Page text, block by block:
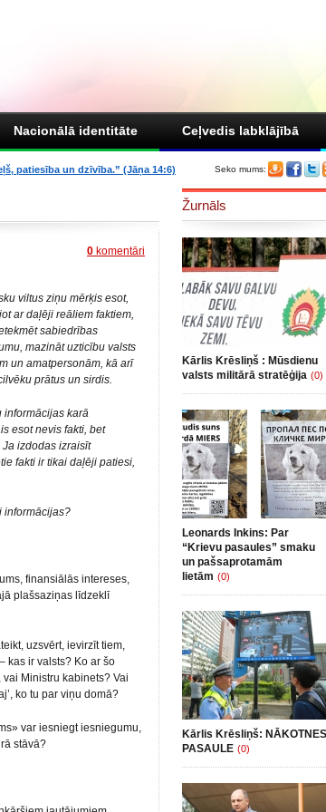
Nacionālā identitāte Ceļvedis labklājībā
Seko mums:
patiesība un dzīvība.” (Jāņa 14:6)
0 komentāri
viltus ziņu mērķis esot,
ar daļēji reāliem faktiem,
sabiedrības
mazināt uzticību valsts
un amatpersonām, kā arī
prātus un sirdis.
informācijas karā
esot nevis fakti, bet
Ja izdodas izraisīt
fakti ir tikai daļēji patiesi,
informācijas?
finansiālās intereses,
plašsaziņas līdzeklī
uzsvērt, ievirzīt tiem,
kas ir valsts? Ko ar šo
Ministru kabinets? Vai
ko tu par viņu domā?
var iesniegt iesniegumu,
stāvā?
Žurnāls
Kārlis Krēsliņš : Mūsdienu
valsts militārā stratēģija (0)
Leonards Inkins: Par
“Krievu pasaules” smaku
un pašsaprotamām
lietām (0)
Kārlis Krēsliņš: NĀKOTNES
PASAULE (0)